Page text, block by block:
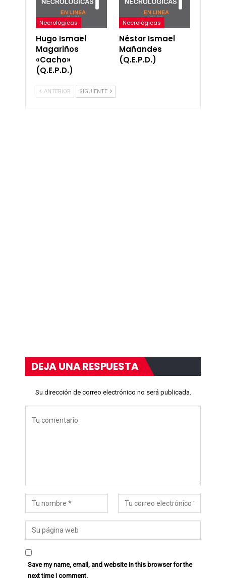
Necrológicas
Hugo Ismael
Magariños
«Cacho»
(Q.E.P.D.)
Necrológicas
Néstor Ismael
Mañandes
(Q.E.P.D.)
ANTERIOR SIGUIENTE
DEJA UNA RESPUESTA
Su dirección de correo electrónico no será publicada.
Save my name, email, and website in this browser for the
next time I comment.